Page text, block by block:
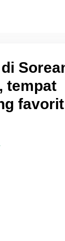
tempat
favorit